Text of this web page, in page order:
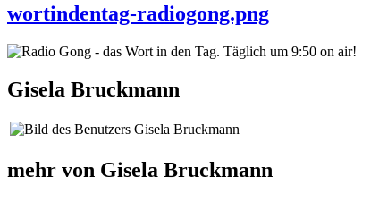
wortindentag-radiogong.png
Gisela Bruckmann
mehr von Gisela Bruckmann